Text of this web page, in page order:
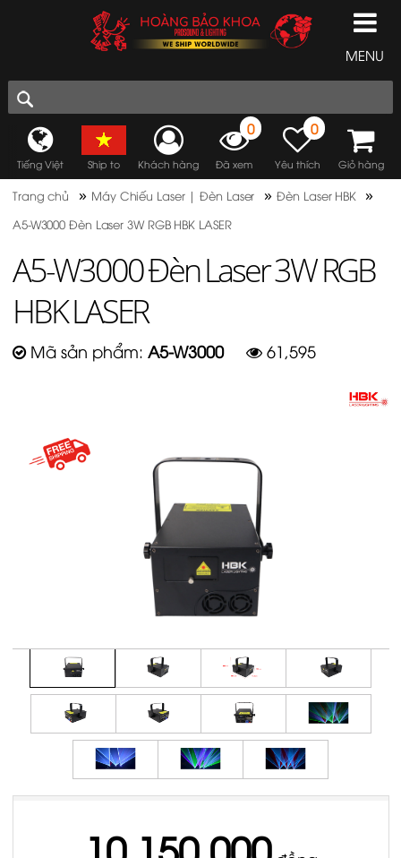
MENU
Tiếng Việt Ship to Khách hàng
0
Đã xem
0
Yêu thích Giỏ hàng
Trang chủ » Máy Chiếu Laser | Đèn Laser »Đèn Laser HBK »
A5-W3000 Đèn Laser 3W RGB HBK LASER
A5-W3000 Đèn Laser 3W RGB
HBK LASER
Mã sản phẩm: A5-W3000 61,595